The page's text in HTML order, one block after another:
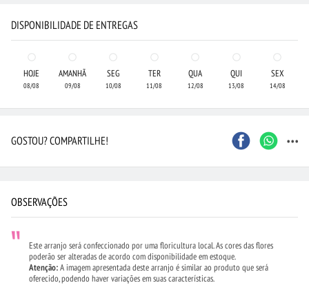
DISPONIBILIDADE DE ENTREGAS
HOJE
08/08
AMANHÃ
09/08
SEG
10/08
TER
11/08
QUA
12/08
QUI
13/08
SEX
14/08
GOSTOU? COMPARTILHE! ...
OBSERVAÇÕES
Este arranjo será confeccionado por uma floricultura local. As cores das flores
poderão ser alteradas de acordo com disponibilidade em estoque.
Atenção:A imagem apresentada deste arranjo é similar ao produto que será
oferecido, podendo haver variações em suas características.